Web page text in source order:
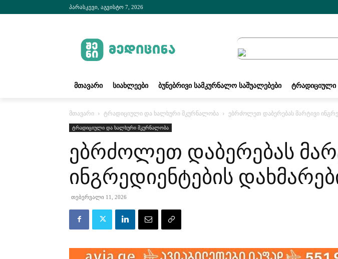
პარასკევი, აგვისტო 7, 2026
ᲛᲗᲐᲕᲐᲠᲘ ᲡᲘᲐᲮᲚᲔᲔᲑᲘ ᲑᲣᲜᲔᲑᲠᲘᲕᲘ ᲡᲐᲛᲙᲣᲠᲜᲐᲚᲝ ᲡᲐᲨᲣᲐᲚᲔᲑᲔᲑᲘ ᲢᲠᲐᲓᲘᲪᲘᲣᲚᲘ
მთავარი ტრადიციული და ხალხური მკურნალობა ებრძოლეთ დაბერებას მარტივი
ტრადიციული და ხალხური მკურნალობა
ებრძოლეთ დაბერებას
ინგრედიენტების
თებერვალი 11, 2026